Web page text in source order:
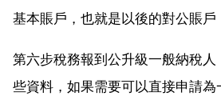
基本賬戶，也就是以後的對公賬戶
第六步稅務報到公升級一般納稅
些資料，如果需要可以直接申請為